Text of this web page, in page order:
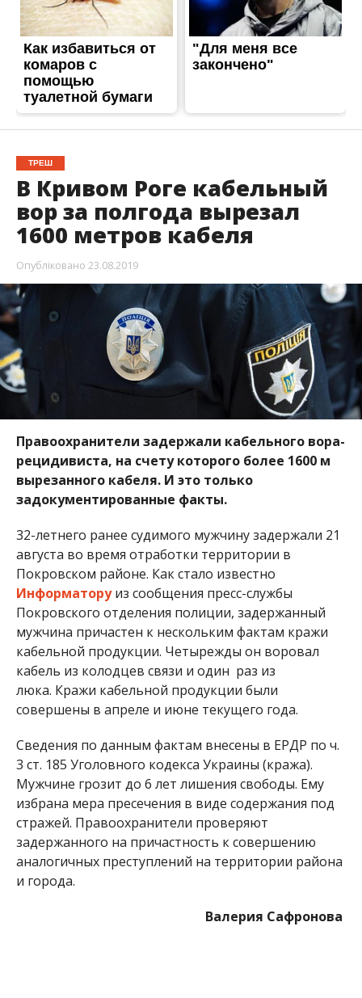
ТРЕШ
В Кривом Роге кабельный
вор за полгода вырезал
1600 метров кабеля
Опубліковано 23.08.2019
Правоохранители задержали кабельного вора-
рецидивиста, на счету которого более 1600 м
вырезанного кабеля. И это только
задокументированные факты.
32-летнего ранее судимого мужчину задержали 21
августа во время отработки территории в
Покровском районе. Как стало известно
Информаторуиз сообщения пресс-службы
Покровского отделения полиции, задержанный
мужчина причастен к нескольким фактам кражи
кабельной продукции. Четырежды он воровал
кабель из колодцев связи и один раз из
люка. Кражи кабельной продукции были
совершены в апреле и июне текущего года.
Сведения по данным фактам внесены в ЕРДР по ч.
3 ст. 185 Уголовного кодекса Украины (кража).
Мужчине грозит до 6 лет лишения свободы. Ему
избрана мера пресечения в виде содержания под
стражей. Правоохранители проверяют
задержанного на причастность к совершению
аналогичных преступлений на территории района
и города.
Валерия Сафронова